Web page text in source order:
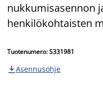
nukkumisasennon
henkilökohtaisten
Tuotenumero: S331981
 Asennusohje